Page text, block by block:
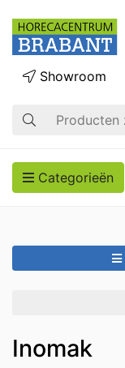
Zoek op
Showroom
Categorieën
Inomak